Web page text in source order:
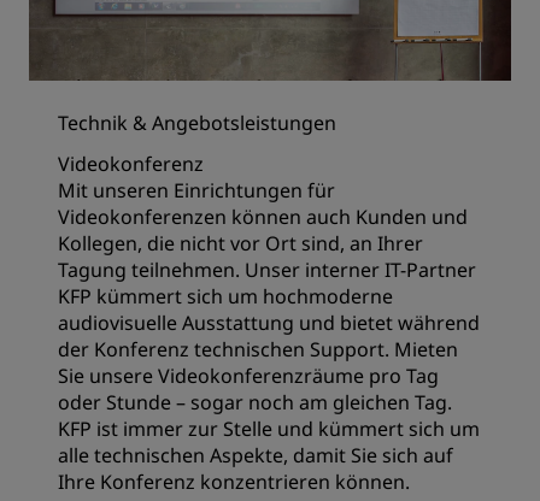
Technik & Angebotsleistungen
Videokonferenz
Mit unseren Einrichtungen für
Videokonferenzen können auch Kunden und
Kollegen, die nicht vor Ort sind, an Ihrer
Tagung teilnehmen. Unser interner IT-Partner
KFP kümmert sich um hochmoderne
audiovisuelle Ausstattung und bietet während
der Konferenz technischen Support. Mieten
Sie unsere Videokonferenzräume pro Tag
oder Stunde – sogar noch am gleichen Tag.
KFP ist immer zur Stelle und kümmert sich um
alle technischen Aspekte, damit Sie sich auf
Ihre Konferenz konzentrieren können.